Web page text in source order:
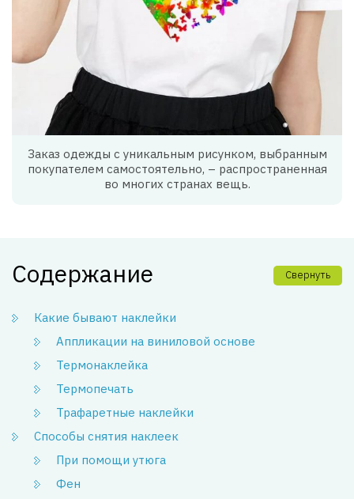
Заказ одежды с уникальным рисунком, выбранным
покупателем самостоятельно, – распространенная
во многих странах вещь.
Содержание Свернуть
Какие бывают наклейки
Аппликации на виниловой основе
Термонаклейка
Термопечать
Трафаретные наклейки
Способы снятия наклеек
При помощи утюга
Фен